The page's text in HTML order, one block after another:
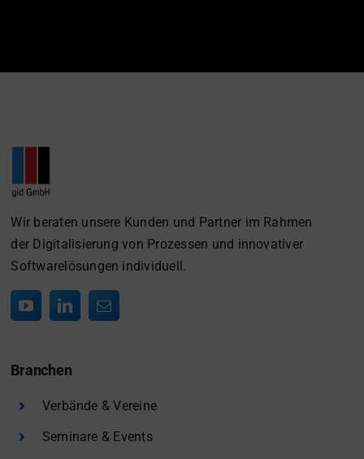
Wir beraten unsere Kunden und Partner im Rahmen
der Digitalisierung von Prozessen und innovativer
Softwarelösungen individuell.
Branchen
Verbände & Vereine
Seminare & Events